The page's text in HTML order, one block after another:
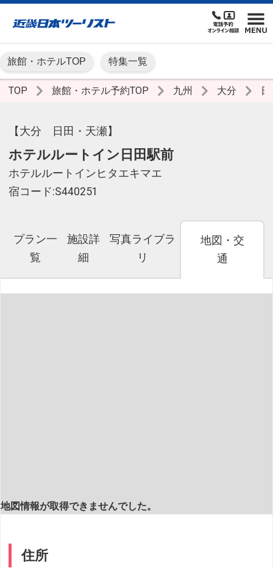
旅館・ホテルTOP 特集一覧
TOP 旅館・ホテル予約TOP 九州 大分
【大分 日田・天瀬】
ホテルルートイン日田駅前
ホテルルートインヒタエキマエ
宿コード:S440251
プラン一
覧
施設詳
細
写真ライブラ
リ
地図・交
通
地図情報が取得できませんでした。
住所